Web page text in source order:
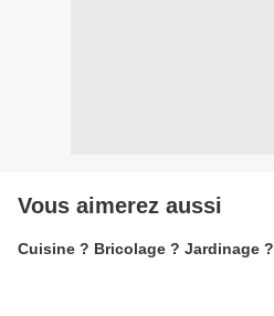
Vous aimerez aussi
Cuisine ? Bricolage ? Jardinage ?